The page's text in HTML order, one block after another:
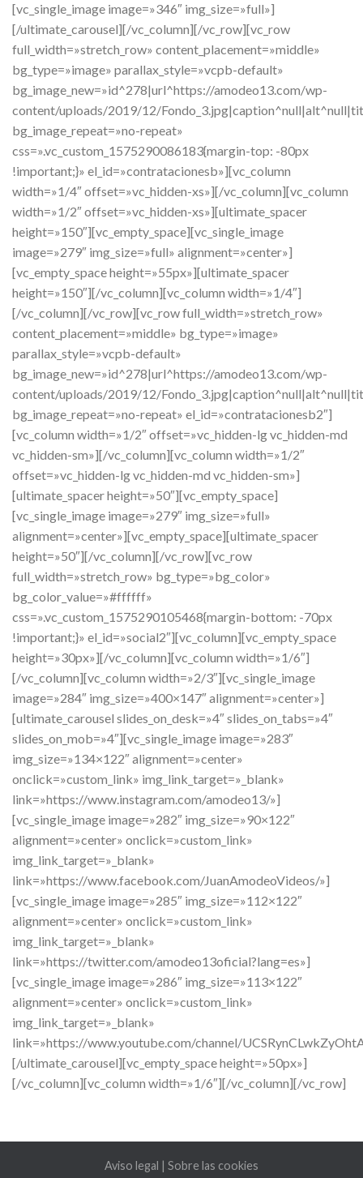
[vc_single_image image=»346″ img_size=»full»]
[/ultimate_carousel][/vc_column][/vc_row][vc_row
full_width=»stretch_row» content_placement=»middle»
bg_type=»image» parallax_style=»vcpb-default»
bg_image_new=»id^278|url^https://amodeo13.com/wp-
content/uploads/2019/12/
bg_image_repeat=»no-repeat»
css=».vc_custom_1575290086183{margin-top: -80px
!important;}» el_id=»contratacionesb»][vc_column
width=»1/4″ offset=»vc_hidden-xs»][/vc_column][vc_column
width=»1/2″ offset=»vc_hidden-xs»][ultimate_spacer
height=»150″][vc_empty_space][vc_single_image
image=»279″ img_size=»full» alignment=»center»]
[vc_empty_space height=»55px»][ultimate_spacer
height=»150″][/vc_column][vc_column width=»1/4″]
[/vc_column][/vc_row][vc_row full_width=»stretch_row»
content_placement=»middle» bg_type=»image»
parallax_style=»vcpb-default»
bg_image_new=»id^278|url^https://amodeo13.com/wp-
content/uploads/2019/12/
bg_image_repeat=»no-repeat» el_id=»contratacionesb2″]
[vc_column width=»1/2″ offset=»vc_hidden-lg vc_hidden-md
vc_hidden-sm»][/vc_column][vc_column width=»1/2″
offset=»vc_hidden-lg vc_hidden-md vc_hidden-sm»]
[ultimate_spacer height=»50″][vc_empty_space]
[vc_single_image image=»279″ img_size=»full»
alignment=»center»][vc_empty_space][ultimate_spacer
height=»50″][/vc_column][/vc_row][vc_row
full_width=»stretch_row» bg_type=»bg_color»
bg_color_value=»#ffffff»
css=».vc_custom_1575290105468{margin-bottom: -70px
!important;}» el_id=»social2″][vc_column][vc_empty_space
height=»30px»][/vc_column][vc_column width=»1/6″]
[/vc_column][vc_column width=»2/3″][vc_single_image
image=»284″ img_size=»400×147″ alignment=»center»]
[ultimate_carousel slides_on_desk=»4″ slides_on_tabs=»4″
slides_on_mob=»4″][vc_single_image image=»283″
img_size=»134×122″ alignment=»center»
onclick=»custom_link» img_link_target=»_blank»
link=»https://www.instagram.com/amodeo13/»]
[vc_single_image image=»282″ img_size=»90×122″
alignment=»center» onclick=»custom_link»
img_link_target=»_blank»
link=»https://www.facebook.com/JuanAmodeoVideos/»]
[vc_single_image image=»285″ img_size=»112×122″
alignment=»center» onclick=»custom_link»
img_link_target=»_blank»
link=»https://twitter.com/amodeo13oficial?lang=es»]
[vc_single_image image=»286″ img_size=»113×122″
alignment=»center» onclick=»custom_link»
img_link_target=»_blank»
link=»https://www.youtube.com/channel/
[/ultimate_carousel][vc_empty_space height=»50px»]
[/vc_column][vc_column width=»1/6″][/vc_column][/vc_row]
Aviso legal | Sobre las cookies